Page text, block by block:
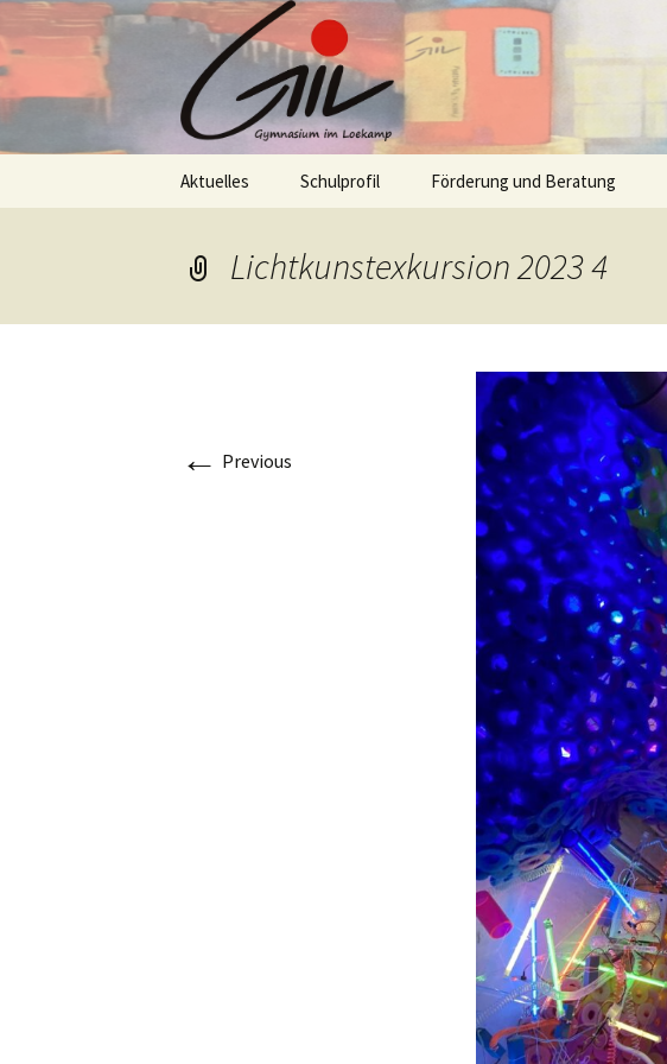
Aktuelles Schulprofil Förderung und Beratung
Lichtkunstexkursion 2023 4
← Previous